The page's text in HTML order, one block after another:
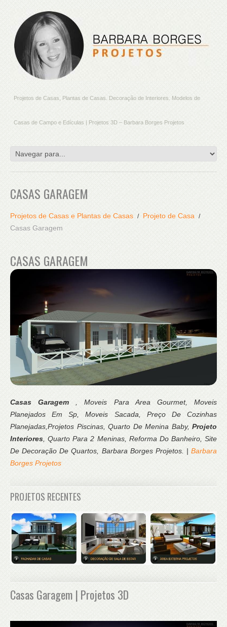
Projetos de Casas, Plantas de Casas. Decoração de Interiores. Modelos de
Casas de Campo e Edículas | Projetos 3D – Barbara Borges Projetos
CASAS GARAGEM
Projetos de Casas e Plantas de Casas
Projeto de Casa
Casas Garagem
CASAS GARAGEM
Casas Garagem, Moveis Para Area Gourmet, Moveis
Planejados Em Sp, Moveis Sacada, Preço De Cozinhas
Planejadas,Projetos Piscinas, Quarto De Menina Baby, Projeto
Interiores, Quarto Para 2 Meninas, Reforma Do Banheiro, Site
De Decoração De Quartos, Barbara Borges Projetos. | Barbara
Borges Projetos
PROJETOS RECENTES
Casas Garagem | Projetos 3D